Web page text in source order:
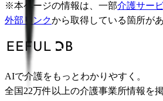
※本ページの情報は、一部介護サー
外部リンクから取得している箇所があ
AIで介護をもっとわかりやすく。
全国22万件以上の介護事業所情報を掲